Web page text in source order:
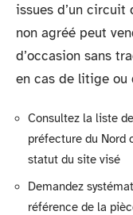
issues d’un circuit
non agréé peut
d’occasion sans
en cas de litige ou
Consultez la liste
préfecture du Nord
statut du site visé
Demandez
référence de la